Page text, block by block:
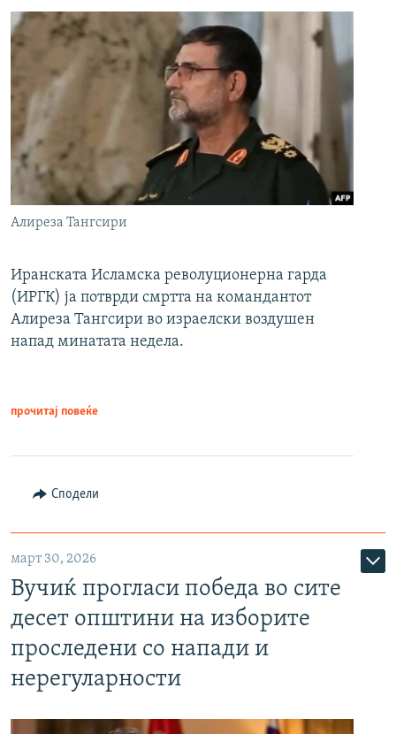
Алиреза Тангсири
Иранската Исламска револуционерна гарда
(ИРГК) ја потврди смртта на командантот
Алиреза Тангсири во израелски воздушен
напад минатата недела.
прочитај повеќе
Сподели
март 30, 2026
Вучиќ прогласи победа во сите
десет општини на изборите
проследени со напади и
нерегуларности